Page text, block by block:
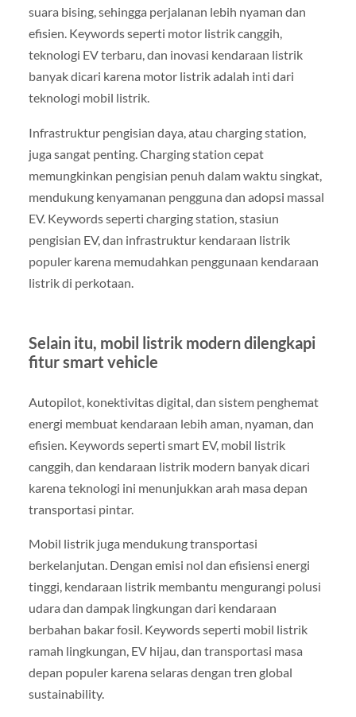
suara bising, sehingga perjalanan lebih nyaman dan
efisien. Keywords seperti motor listrik canggih,
teknologi EV terbaru, dan inovasi kendaraan listrik
banyak dicari karena motor listrik adalah inti dari
teknologi mobil listrik.
Infrastruktur pengisian daya, atau charging station,
juga sangat penting. Charging station cepat
memungkinkan pengisian penuh dalam waktu singkat,
mendukung kenyamanan pengguna dan adopsi massal
EV. Keywords seperti charging station, stasiun
pengisian EV, dan infrastruktur kendaraan listrik
populer karena memudahkan penggunaan kendaraan
listrik di perkotaan.
Selain itu, mobil listrik modern dilengkapi
fitur smart vehicle
Autopilot, konektivitas digital, dan sistem penghemat
energi membuat kendaraan lebih aman, nyaman, dan
efisien. Keywords seperti smart EV, mobil listrik
canggih, dan kendaraan listrik modern banyak dicari
karena teknologi ini menunjukkan arah masa depan
transportasi pintar.
Mobil listrik juga mendukung transportasi
berkelanjutan. Dengan emisi nol dan efisiensi energi
tinggi, kendaraan listrik membantu mengurangi polusi
udara dan dampak lingkungan dari kendaraan
berbahan bakar fosil. Keywords seperti mobil listrik
ramah lingkungan, EV hijau, dan transportasi masa
depan populer karena selaras dengan tren global
sustainability.